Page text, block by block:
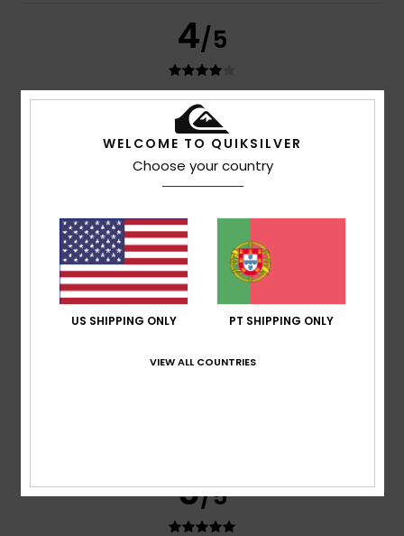
4/5
O tamanho é um pouco grande
Mostrar original - Castelhano
Relação qualidade/preço: 4
Cor: 5
5
Boa qualidade e bom corte
5/5
WELCOME TO QUIKSILVER
Choose your country
US SHIPPING ONLY PT SHIPPING ONLY
VIEW ALL COUNTRIES